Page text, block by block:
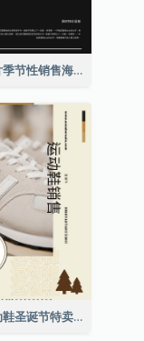
黑色照片季节性销售海报
裸色运动鞋圣诞节特卖海报